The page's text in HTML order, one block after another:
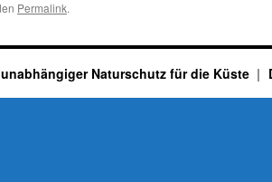
Permalink.
Naturschutz für die Küste